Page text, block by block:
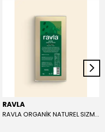
RAVLA
RAVLA ORGANİK NATUREL SIZMA ZEYTİNYAĞI 5L